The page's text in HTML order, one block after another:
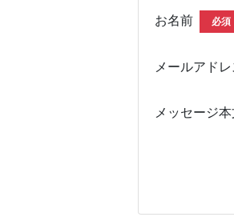
お名前 必須
メールアドレ
メッセージ本